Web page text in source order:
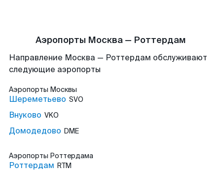
Аэропорты Москва — Роттердам
Направление Москва — Роттердам обслуживают
следующие аэропорты
Аэропорты Москвы
Шереметьево SVO
Внуково VKO
Домодедово DME
Аэропорты Роттердама
Роттердам RTM